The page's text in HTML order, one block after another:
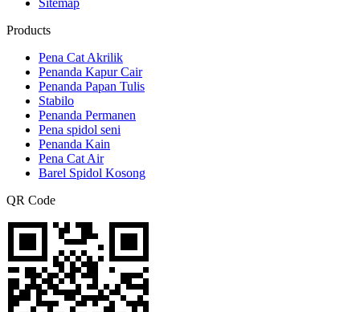
Products
Pena Cat Akrilik
Penanda Kapur Cair
Penanda Papan Tulis
Stabilo
Penanda Permanen
Pena spidol seni
Penanda Kain
Pena Cat Air
Barel Spidol Kosong
QR Code